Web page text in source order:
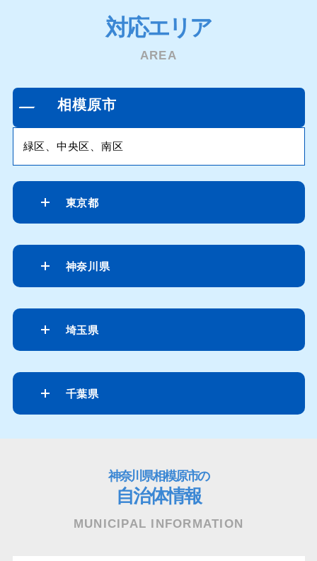
対応エリア
AREA
相模原市
緑区、中央区、南区
東京都
神奈川県
埼玉県
千葉県
神奈川県相模原市の
自治体情報
MUNICIPAL INFORMATION